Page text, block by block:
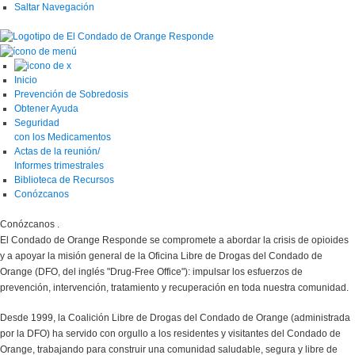
Saltar Navegación
Inicio
Prevención de Sobredosis
Obtener Ayuda
Seguridad
con los Medicamentos
Actas de la reunión/
Informes trimestrales
Biblioteca de Recursos
Conózcanos
Conózcanos .
El Condado de Orange Responde se compromete a abordar la crisis de opioides
y a apoyar la misión general de la Oficina Libre de Drogas del Condado de
Orange (DFO, del inglés "Drug-Free Office"): impulsar los esfuerzos de
prevención, intervención, tratamiento y recuperación en toda nuestra comunidad.
Desde 1999, la Coalición Libre de Drogas del Condado de Orange (administrada
por la DFO) ha servido con orgullo a los residentes y visitantes del Condado de
Orange, trabajando para construir una comunidad saludable, segura y libre de